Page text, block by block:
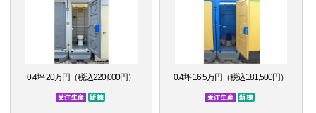
0.4坪 20万円（税込220,000円）
受注生産品
新棟
0.4坪 16.5万円（税込181,500円）
受注生産品
新棟